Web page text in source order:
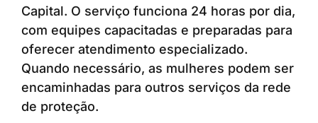
Capital. O serviço funciona 24 horas por dia,
com equipes capacitadas e preparadas para
oferecer atendimento especializado.
Quando necessário, as mulheres podem ser
encaminhadas para outros serviços da rede
de proteção.